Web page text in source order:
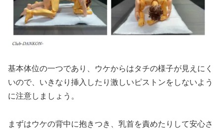
基本体位の一つであり、ウケからはタチの様子が見えにく
いので、いきなり挿入したり激しいピストンをしないよう
に注意しましょう。
まずはウケの背中に抱きつき、乳首を責めたりして安心さ